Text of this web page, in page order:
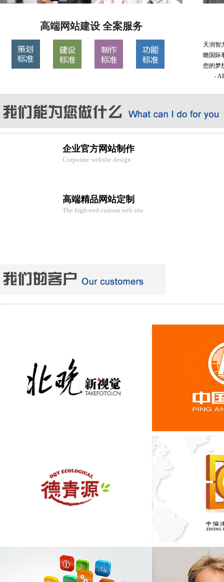
高端网站建设 全案服务
天润智
瞻国际
您的梦
-
企业官方网站制作
Corporate website design
高端精品网站定制
The high-end custom web site